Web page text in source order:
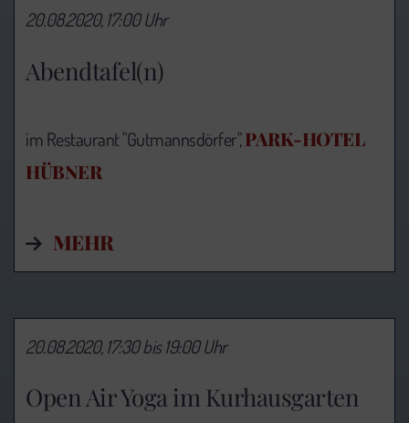
Abendtafel(n)
20.08.2020, 17:00 Uhr
im Restaurant "Gutmannsdörfer",PARK-HOTEL
HÜBNER
MEHR
Open Air Yoga im Kurhausgarten
20.08.2020, 17:30 bis 19:00 Uhr